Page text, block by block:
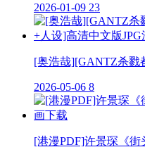
2026-01-09 23
[奥浩哉][GANTZ杀戮
2026-05-06 8
[港漫PDF]许景琛《